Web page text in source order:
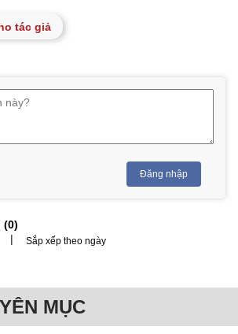
tác giả
Đăng nhập
(0)
| Sắp xếp theo ngày
MỤC